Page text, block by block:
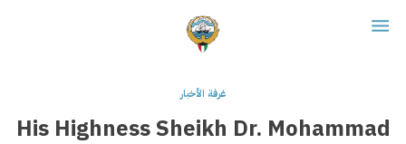
غرفة الأخبار
His Highness Sheikh Dr. Mohammad